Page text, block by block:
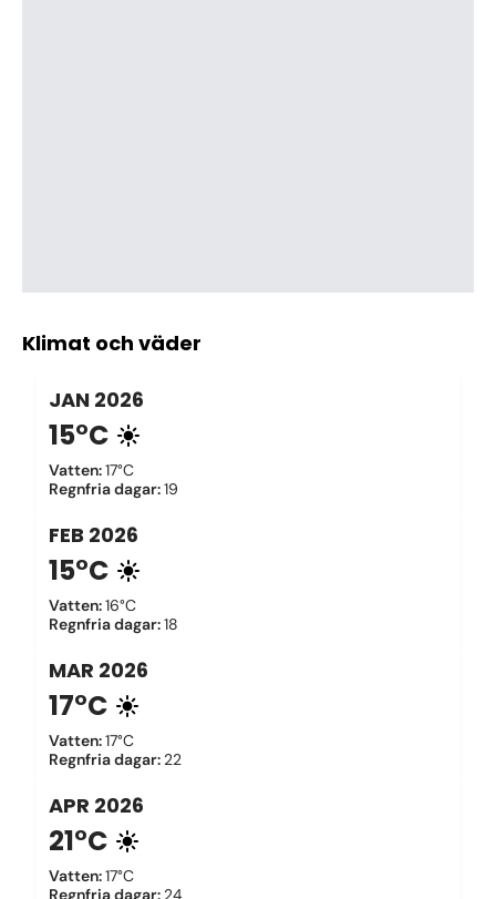
Klimat och väder
JAN 2026
15°C
Vatten:17°C
Regnfria dagar:19
FEB 2026
15°C
Vatten:16°C
Regnfria dagar:18
MAR 2026
17°C
Vatten:17°C
Regnfria dagar: 22
APR 2026
21°C
Vatten:17°C
Regnfria dagar: 24